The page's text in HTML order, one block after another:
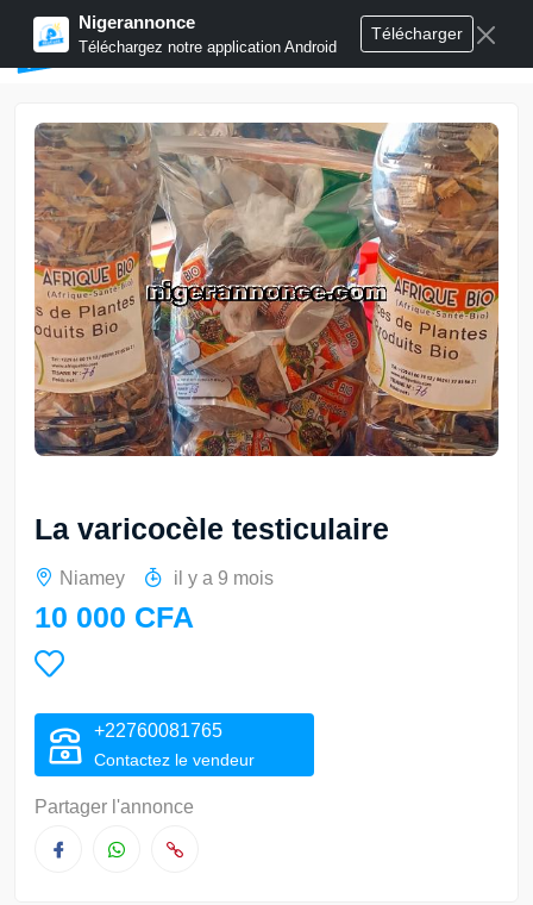
Nigerannonce
Téléchargez notre application Android
Télécharger
Publier annonces
La varicocèle testiculaire
Niamey il y a 9 mois
10 000 CFA
+22760081765
Contactez le vendeur
Partager l'annonce